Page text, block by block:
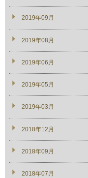
2019年09月
2019年08月
2019年06月
2019年05月
2019年03月
2018年12月
2018年09月
2018年07月